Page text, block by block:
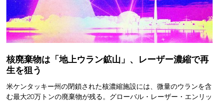
核廃棄物は「地上ウラン鉱山」、レーザー濃縮で再
生を狙う
米ケンタッキー州の閉鎖された核濃縮施設には、微量のウランを含
む最大20万トンの廃棄物が残る。グローバル・レーザー・エンリッ